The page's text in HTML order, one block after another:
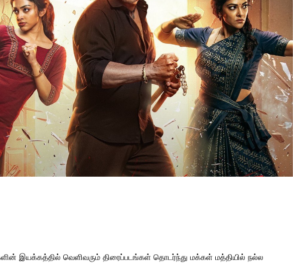
இயக்கத்தில் வெளிவரும் திரைப்படங்கள் தொடர்ந்து மக்கள் மத்தியில் நல்ல